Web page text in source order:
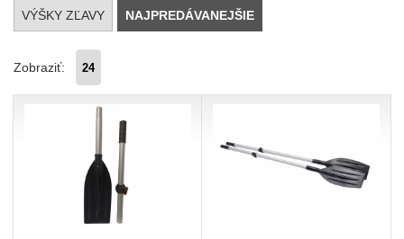
VÝŠKY ZĽAVY NAJPREDÁVANEJŠIE
Zobraziť: